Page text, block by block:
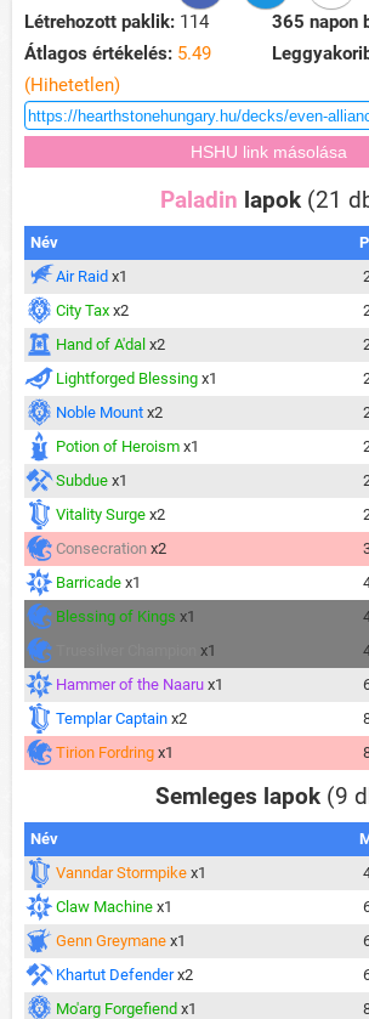
Létrehozott paklik: 114 365 napon
Átlagos értékelés: 5.49
(Hihetetlen)
Paladin lapok (21
Név
Air Raid x1
City Tax x2
Hand of A'dal x2
Lightforged Blessing x1
Noble Mount x2
Potion of Heroism x1
Subdue x1
Vitality Surge x2
Consecration x2
Barricade x1
Blessing of Kings x1
x1
Hammer of the Naaru x1
Templar Captain x2
Tirion Fordring x1
Semleges lapok (9
Név
Vanndar Stormpike x1
Claw Machine x1
Genn Greymane x1
Khartut Defender x2
Mo'arg Forgefiend x1